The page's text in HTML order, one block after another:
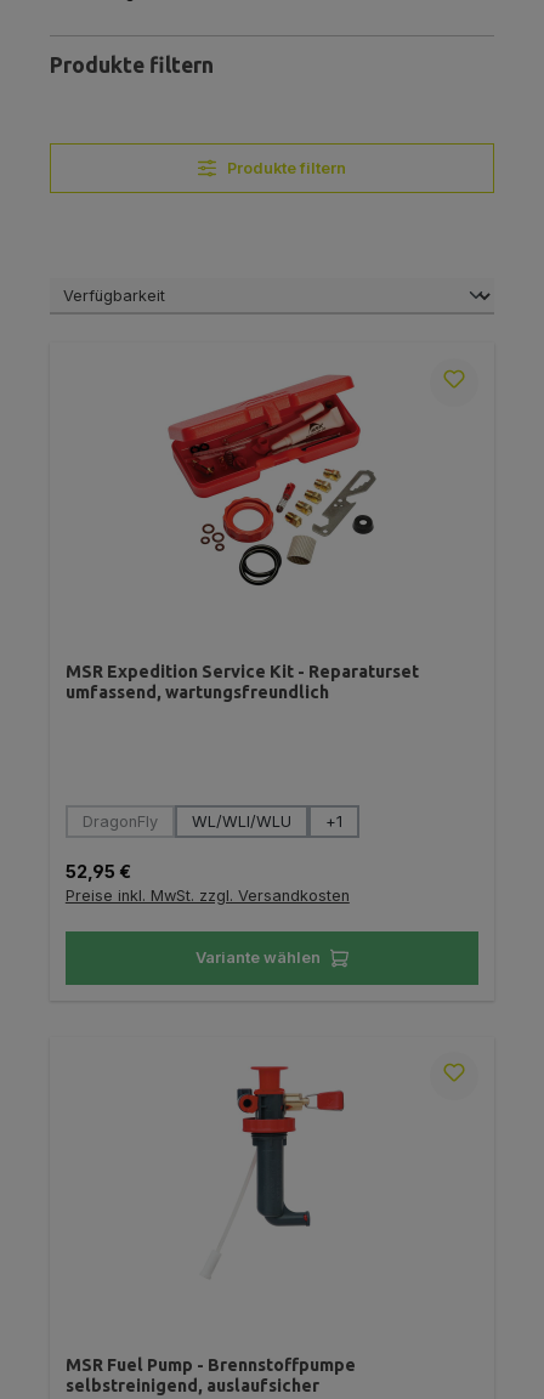
Produkte filtern
Produkte filtern
MSR Expedition Service Kit - Reparaturset
umfassend, wartungsfreundlich
Varianteauswählen
DragonFly
(Diese Option ist zurzeit nicht verfügbar.)
WL/WLI/WLU +1
Regulärer Preis:
52,95 €
Preise inkl. MwSt. zzgl. Versandkosten
Variante wählen
MSR Fuel Pump - Brennstoffpumpe
selbstreinigend, auslaufsicher